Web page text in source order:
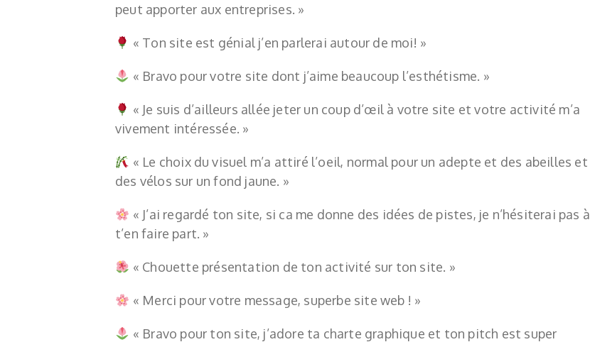
peut apporter aux entreprises. »
« Ton site est génial j’en parlerai autour de moi! »
« Bravo pour votre site dont j’aime beaucoup l’esthétisme. »
« Je suis d’ailleurs allée jeter un coup d’œil à votre site et votre activité m’a
vivement intéressée. »
« Le choix du visuel m’a attiré l’oeil, normal pour un adepte et des abeilles et
des vélos sur un fond jaune. »
« J’ai regardé ton site, si ca me donne des idées de pistes, je n’hésiterai pas à
t’en faire part. »
« Chouette présentation de ton activité sur ton site. »
« Merci pour votre message, superbe site web ! »
« Bravo pour ton site, j’adore ta charte graphique et ton pitch est super